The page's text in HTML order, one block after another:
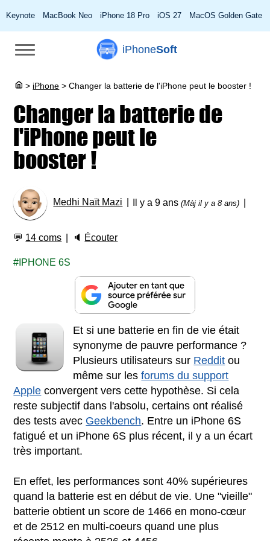
Keynote MacBook Neo iPhone 18 Pro iOS 27 MacOS Golden Gate
iPhoneSoft
> iPhone > Changer la batterie de l'iPhone peut le booster !
Changer la batterie de
l'iPhone peut le
booster !
Medhi Naït Mazi Il y a 9 ans(Màj il y a 8 ans)
💬 14 coms 🔈 Écouter
IPHONE 6S
Et si une batterie en fin de vie était
synonyme de pauvre performance ?
Plusieurs utilisateurs sur Reddit ou
même sur lesforums du support
Apple convergent vers cette hypothèse. Si cela
reste subjectif dans l'absolu, certains ont réalisé
des tests avec Geekbench. Entre un iPhone 6S
fatigué et un iPhone 6S plus récent, il y a un écart
très important.
En effet, les performances sont 40% supérieures
quand la batterie est en début de vie. Une "vieille"
batterie obtient un score de 1466 en mono-cœur
et de 2512 en multi-coeurs quand une plus